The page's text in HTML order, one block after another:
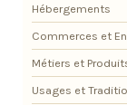
Hébergements
Commerces et
Métiers et
Usages et